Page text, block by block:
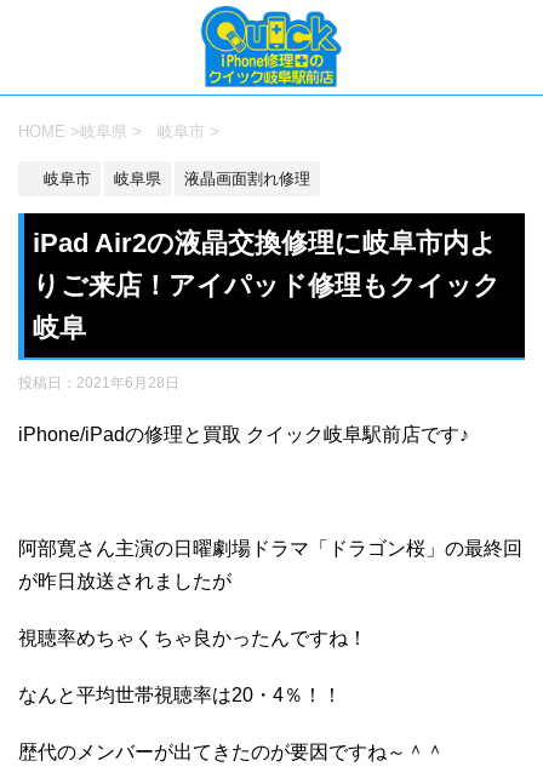
HOME >岐阜県 > 岐阜市 >
岐阜市 岐阜県 液晶画面割れ修理
iPad Air2の液晶交換修理に岐阜市内よ
りご来店！アイパッド修理もクイック
岐阜
投稿日： 2021年6月28日
iPhone/iPadの修理と買取 クイック岐阜駅前店です♪
阿部寛さん主演の日曜劇場ドラマ「ドラゴン桜」の最終回
が昨日放送されましたが
視聴率めちゃくちゃ良かったんですね！
なんと平均世帯視聴率は20・4％！！
歴代のメンバーが出てきたのが要因ですね～＾＾